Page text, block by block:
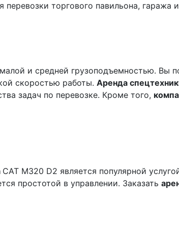
перевозки торгового павильона,
и средней грузоподъемностью. Вы
скоростью работы. Аренда
задач по перевозке. Кроме того,
CAT M320 D2 является популярной
простотой в управлении. Заказать